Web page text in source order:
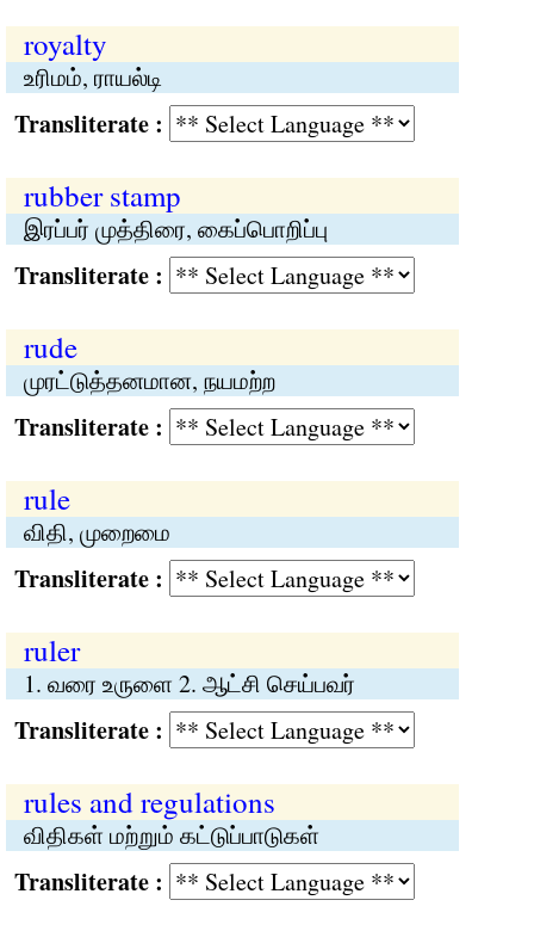
royalty
உரிமம், ராயல்டி
:
rubber stamp
இரப்பர் முத்திரை, கைப்பொறிப்பு
:
rude
முரட்டுத்தனமான, நயமற்ற
:
rule
விதி, முறைமை
:
ruler
1. வரை உருளை 2. ஆட்சி செய்பவர்
:
rules and regulations
விதிகள் மற்றும் கட்டுப்பாடுகள்
: